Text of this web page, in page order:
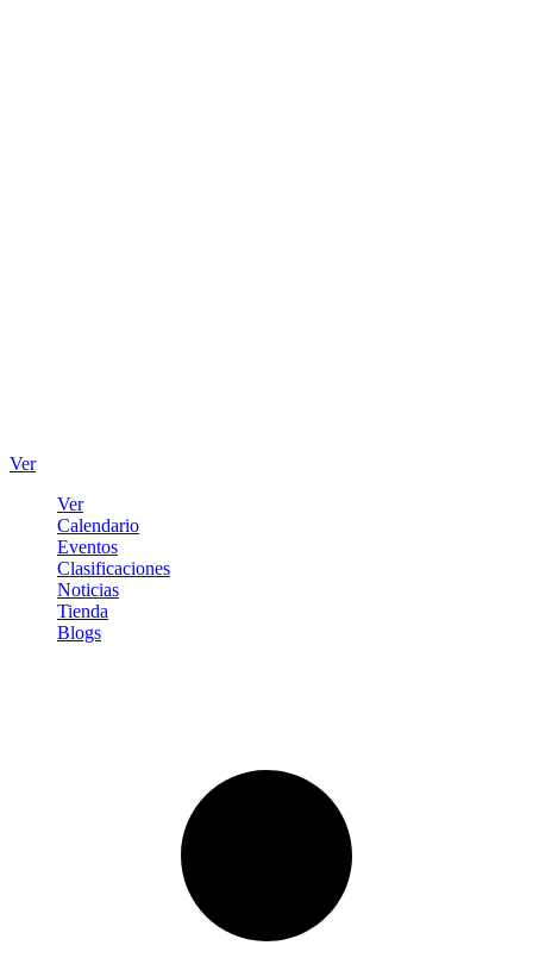
Ver
Ver
Calendario
Eventos
Clasificaciones
Noticias
Tienda
Blogs